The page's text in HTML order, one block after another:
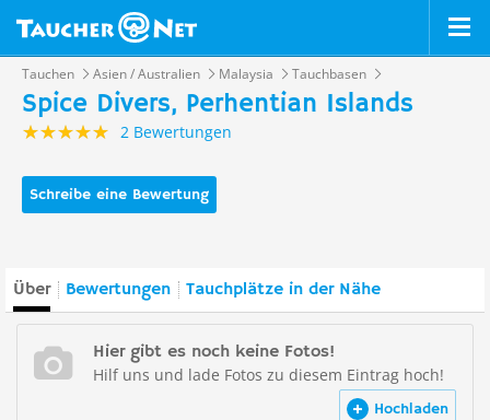
Tauchen Asien / Australien Malaysia Tauchbasen
Spice Divers, Perhentian Islands
2 Bewertungen
Schreibe eine Bewertung
Über Bewertungen Tauchplätze in der Nähe
Hier gibt es noch keine Fotos!
Hilf uns und lade Fotos zu diesem Eintrag hoch!
Hochladen